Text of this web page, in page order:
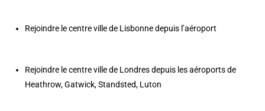
Rejoindre le centre ville de Lisbonne depuis l’aéroport
Rejoindre le centre ville de Londres depuis les aéroports de
Heathrow,Gatwick,Standsted, Luton